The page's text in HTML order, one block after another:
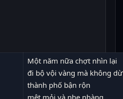
Một năm nữa chợt nhìn lại
đi bộ vội vàng mà không
thành phố bận rộn
mệt mỏi và nhẹ nhàng